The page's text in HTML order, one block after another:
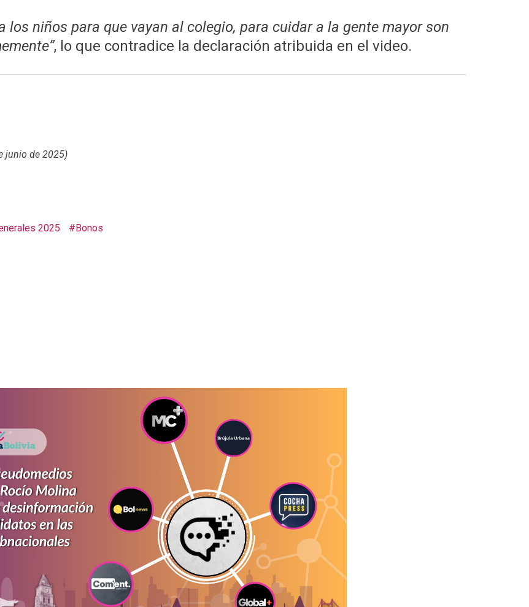
los niños para que vayan al colegio, para cuidar a la gente mayor son
, lo que contradice la declaración atribuida en el video.
junio de 2025)
2025 Bonos